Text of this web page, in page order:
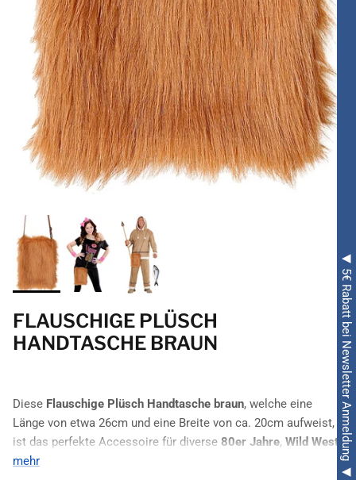
◀ 5€ Rabatt bei Newsletter Anmeldung ◀
FLAUSCHIGE PLÜSCH
HANDTASCHE BRAUN
Diese Flauschige Plüsch Handtasche braun, welche eine
Länge von etwa 26cm und eine Breite von ca. 20cm aufweist,
ist das perfekte Accessoire für diverse 80er Jahre, Wild West,
Tiere
mehr